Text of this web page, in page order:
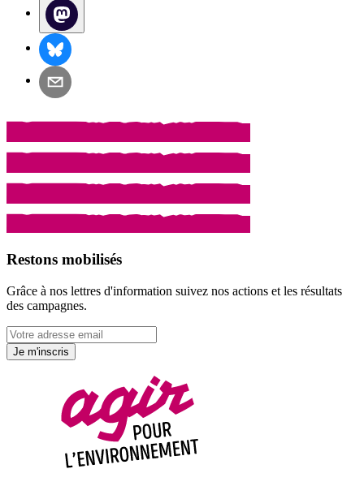
Restons mobilisés
Grâce à nos lettres d'information suivez nos actions et les résultats
des campagnes.
Je m'inscris